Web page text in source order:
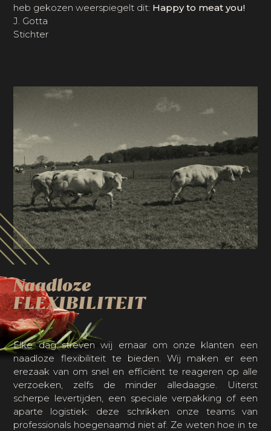
heb gekozen weerspiegelt dit: Happy to meat you!
J. Gotta
Stichter
Naadloze
FLEXIBILITEIT
Elke dag streven wij ernaar om onze klanten een
naadloze flexibiliteit te bieden. Wij maken er een
erezaak van om snel en efficiënt te reageren op alle
verzoeken, zelfs de minder alledaagse. Uiterst
scherpe levertijden, een speciale verpakking of een
aparte logistiek: deze schrikken onze teams van
professionals hoegenaamd niet af. Ze weten hoe in te